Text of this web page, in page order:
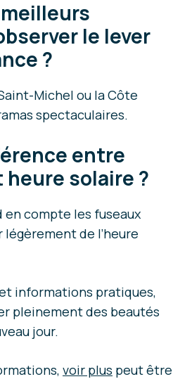
le lever
?
Michel ou la Côte
spectaculaires.
entre
solaire ?
en compte les fuseaux
de l’heure
informations pratiques,
pleinement des beautés
jour.
voir plus peut être